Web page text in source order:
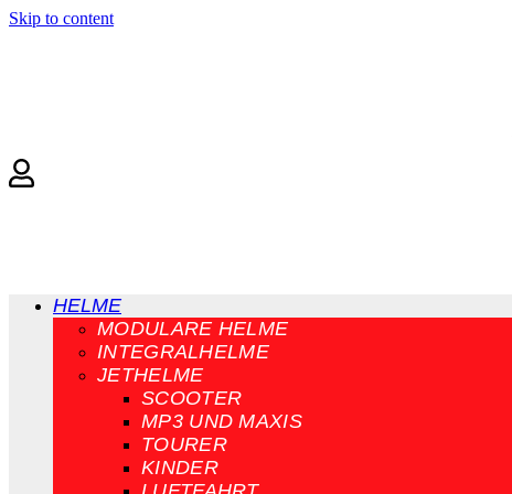
Skip to content
HELME
MODULARE HELME
INTEGRALHELME
JETHELME
SCOOTER
MP3 UND MAXIS
TOURER
KINDER